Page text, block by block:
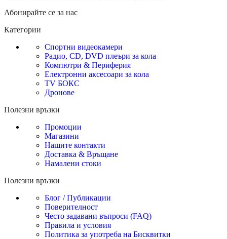
Абонирайте се за нас
Категории
Спортни видеокамери
Радио, CD, DVD плеъри за кола
Компютри & Периферия
Електронни аксесоари за кола
TV БОКС
Дронове
Полезни връзки
Промоции
Магазини
Нашите контакти
Доставка & Връщане
Намалени стоки
Полезни връзки
Блог / Публикации
Поверителност
Често задавани въпроси (FAQ)
Правила и условия
Политика за употреба на Бисквитки